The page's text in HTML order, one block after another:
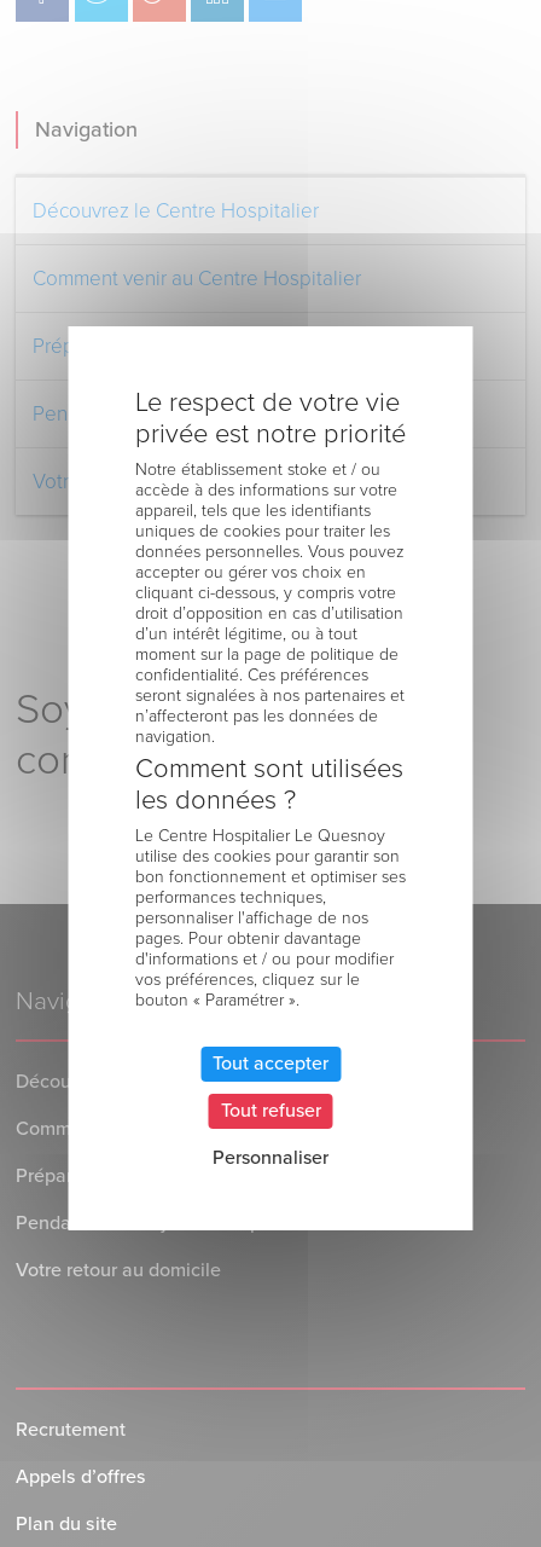
Navigation
Découvrez le Centre Hospitalier
Comment venir au Centre Hospitalier
Préparer votre séjour à l’Hôpital
Pendant votre séjour à l’Hôpital
Votre retour au domicile
Soyez le premier à
commenter !
Navigation
Découvrez le Centre Hospitalier
Comment venir au Centre Hospitalier
Préparer votre séjour à l’Hôpital
Pendant votre séjour à l’Hôpital
Votre retour au domicile
Recrutement
Appels d’offres
Plan du site
Le respect de votre vie
privée est notre priorité
Notre établissement stoke et / ou
accède à des informations sur votre
appareil, tels que les identifiants
uniques de cookies pour traiter les
données personnelles. Vous pouvez
accepter ou gérer vos choix en
cliquant ci-dessous, y compris votre
droit d’opposition en cas d’utilisation
d’un intérêt légitime, ou à tout
moment sur la page de politique de
confidentialité. Ces préférences
seront signalées à nos partenaires et
n’affecteront pas les données de
navigation.
Comment sont utilisées
les données ?
Le Centre Hospitalier Le Quesnoy
utilise des cookies pour garantir son
bon fonctionnement et optimiser ses
performances techniques,
personnaliser l'affichage de nos
pages. Pour obtenir davantage
d'informations et / ou pour modifier
vos préférences, cliquez sur le
bouton « Paramétrer ».
Tout accepter
Tout refuser
Personnaliser